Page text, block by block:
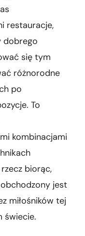
restauracje,
dobrego
się tym
różnorodne
po
To
kombinacjami
biorąc,
jest
miłośników tej
świecie.